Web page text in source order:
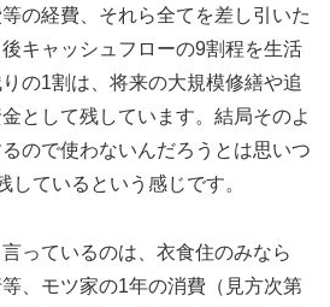
の経費、それら全てを差し引いた
キャッシュフローの9割程を生活
の1割は、将来の大規模修繕や追
として残しています。結局そのよ
ので使わないんだろうとは思いつ
しているという感じです。
っているのは、衣食住のみなら
、モツ家の1年の消費（見方次第